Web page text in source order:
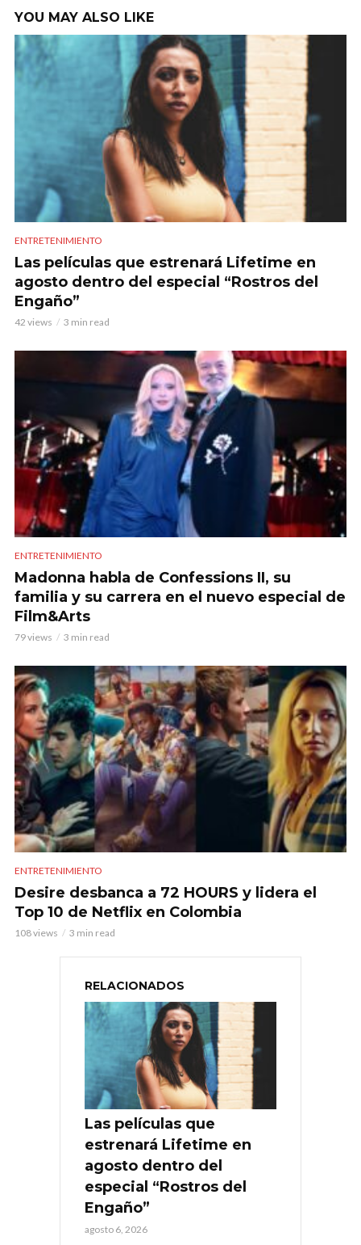
YOU MAY ALSO LIKE
ENTRETENIMIENTO
Las películas que estrenará Lifetime en
agosto dentro del especial “Rostros del
Engaño”
42 views 3 min read
ENTRETENIMIENTO
Madonna habla de Confessions II, su
familia y su carrera en el nuevo especial de
Film&Arts
79 views 3 min read
ENTRETENIMIENTO
Desire desbanca a 72 HOURS y lidera el
Top 10 de Netflix en Colombia
108 views 3 min read
RELACIONADOS
Las películas que
estrenará Lifetime en
agosto dentro del
especial “Rostros del
Engaño”
agosto 6, 2026